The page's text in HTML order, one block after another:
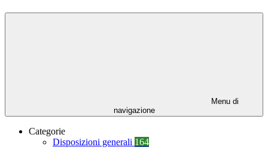
Menu di
navigazione
Categorie
Disposizioni generali 164